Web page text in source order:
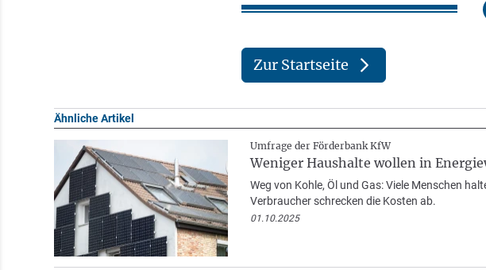
Zur Startseite
Ähnliche Artikel
Umfrage der Förderbank KfW
Weniger Haushalte wollen in
Weg von Kohle, Öl und Gas: Viele Menschen
Verbraucher schrecken die Kosten ab.
01.10.2025